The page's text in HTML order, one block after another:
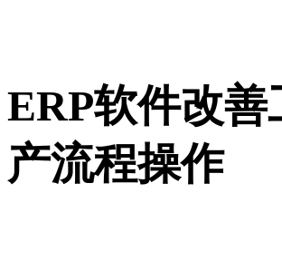
ERP软件改善
产流程操作